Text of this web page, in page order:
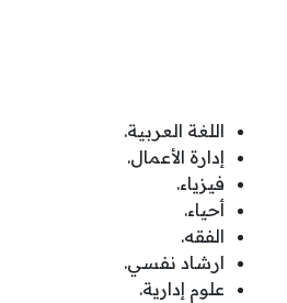
اللغة العربية.
إدارة الأعمال.
فيزياء.
أحياء.
الفقه.
ارشاد نفسي.
علوم إدارية.